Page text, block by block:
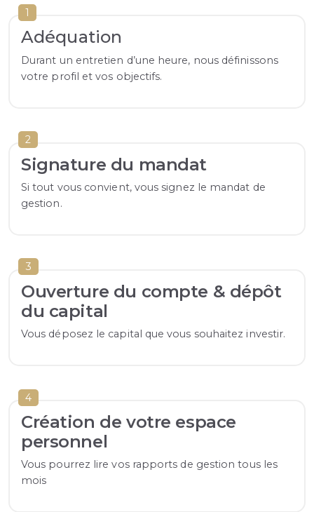
1
Adéquation
Durant un entretien d’une heure, nous définissons
votre profil et vos objectifs.
2
Signature du mandat
Si tout vous convient, vous signez le mandat de
gestion.
3
Ouverture du compte & dépôt
du capital
Vous déposez le capital que vous souhaitez investir.
4
Création de votre espace
personnel
Vous pourrez lire vos rapports de gestion tous les
mois